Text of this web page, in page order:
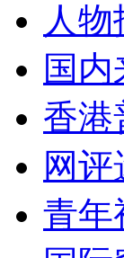
人物
国内
香港
网评
青年